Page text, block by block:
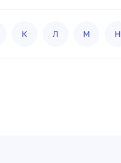
К Л М Н